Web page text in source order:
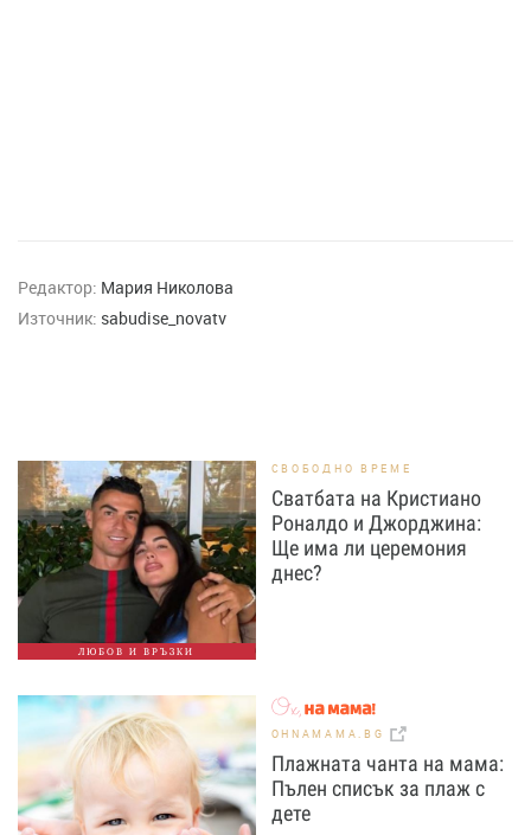
Редактор: Мария Николова
Източник: sabudise_novatv
ЛЮБОВ И ВРЪЗКИ
СВОБОДНО ВРЕМЕ
Сватбата на Кристиано
Роналдо и Джорджина:
Ще има ли церемония
днес?
OHNAMAMA.BG
Плажната чанта на мама:
Пълен списък за плаж с
дете